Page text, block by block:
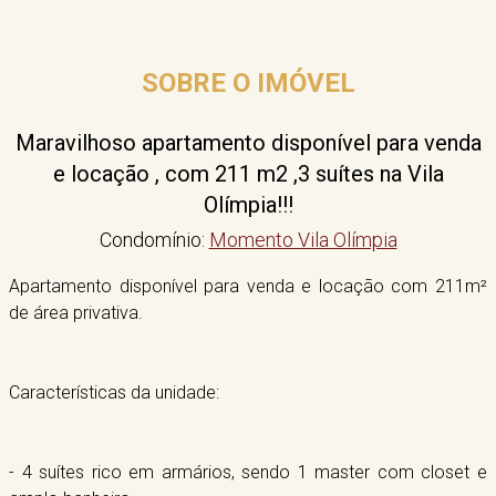
SOBRE O IMÓVEL
Maravilhoso apartamento disponível para venda
e locação , com 211 m2 ,3 suítes na Vila
Olímpia!!!
Condomínio: Momento Vila Olímpia
Apartamento disponível para venda e locação com 211m²
de área privativa.
Características da unidade:
- 4 suítes rico em armários, sendo 1 master com closet e